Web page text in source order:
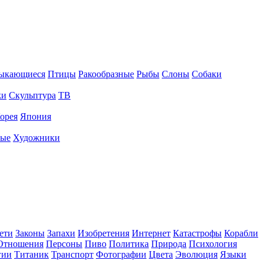
Птицы Ракообразные Рыбы Слоны Собаки
Скульптура ТВ
Япония
Художники
Законы Запахи Изобретения Интернет Катастрофы Корабли
Персоны Пиво Политика Природа Психология
Титаник Транспорт Фотографии Цвета Эволюция Языки